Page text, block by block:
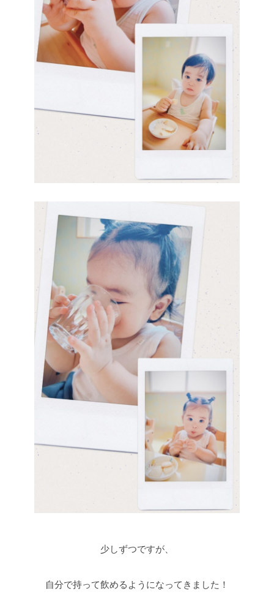
少しずつですが、
自分で持って飲めるようになってきました！